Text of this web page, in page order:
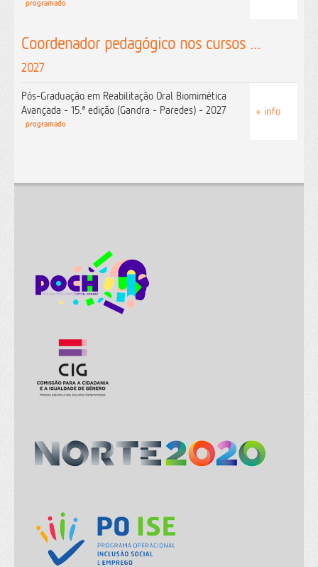
programado
Coordenador pedagógico nos cursos ...
2027
Pós-Graduação em Reabilitação Oral Biomimética
Avançada - 15.ª edição (Gandra - Paredes) - 2027
programado
+ info